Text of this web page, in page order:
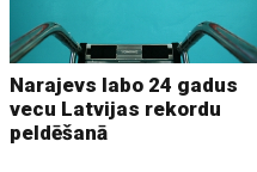
Narajevs labo 24 gadus
vecu Latvijas rekordu
peldēšanā